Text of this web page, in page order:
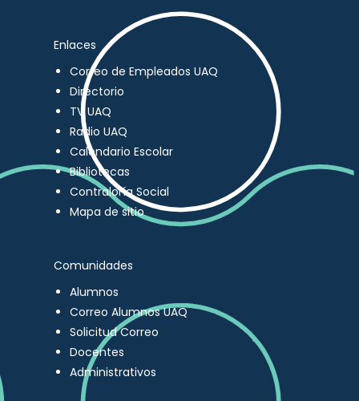
Enlaces
Correo de Empleados UAQ
Directorio
TV UAQ
Radio UAQ
Calendario Escolar
Bibliotecas
Contraloría Social
Mapa de sitio
Comunidades
Alumnos
Correo Alumnos UAQ
Solicitud Correo
Docentes
Administrativos